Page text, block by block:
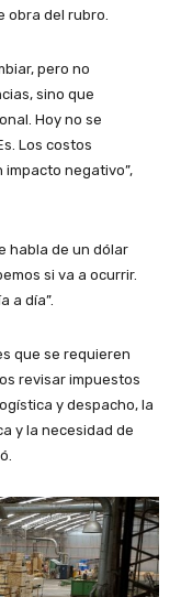
obra del rubro.
pero no
sino que
Hoy no se
Los costos
negativo”,
habla de un dólar
si va a ocurrir.
a día”.
que se requieren
revisar impuestos
y despacho, la
y la necesidad de